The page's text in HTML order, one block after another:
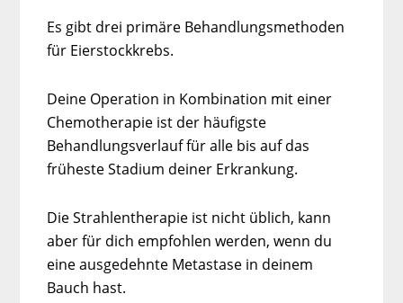
Es gibt drei primäre Behandlungsmethoden
für Eierstockkrebs.
Deine Operation in Kombination mit einer
Chemotherapie ist der häufigste
Behandlungsverlauf für alle bis auf das
früheste Stadium deiner Erkrankung.
Die Strahlentherapie ist nicht üblich, kann
aber für dich empfohlen werden, wenn du
eine ausgedehnte Metastase in deinem
Bauch hast.